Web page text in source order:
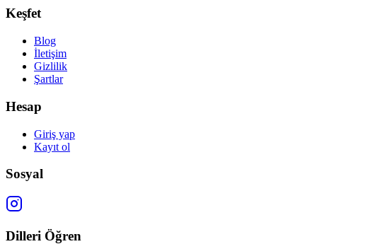
Keşfet
Blog
İletişim
Gizlilik
Şartlar
Hesap
Giriş yap
Kayıt ol
Sosyal
Dilleri Öğren